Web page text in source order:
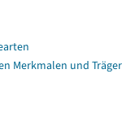
Merkmalen und